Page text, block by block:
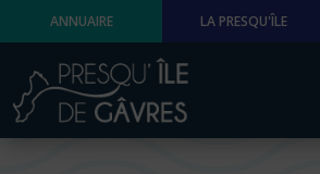
ANNUAIRE LA PRESQU'ÎLE